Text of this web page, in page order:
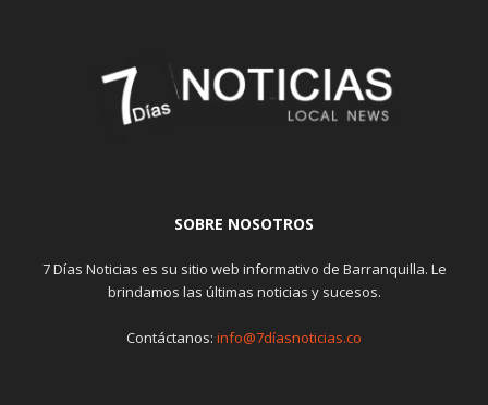
SOBRE NOSOTROS
7 Días Noticias es su sitio web informativo de Barranquilla. Le
brindamos las últimas noticias y sucesos.
Contáctanos: info@7díasnoticias.co